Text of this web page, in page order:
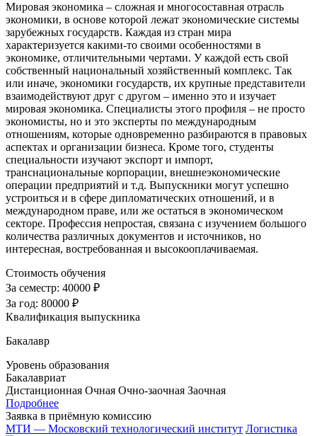
Мировая экономика – сложная и многосоставная отрасль
экономики, в основе которой лежат экономические системы
зарубежных государств. Каждая из стран мира
характеризуется какими-то своими особенностями в
экономике, отличительными чертами. У каждой есть свой
собственный национальный хозяйственный комплекс. Так
или иначе, экономики государств, их крупные представители
взаимодействуют друг с другом – именно это и изучает
мировая экономика. Специалисты этого профиля – не просто
экономисты, но и это эксперты по международным
отношениям, которые одновременно разбираются в правовых
аспектах и организации бизнеса. Кроме того, студенты
специальности изучают экспорт и импорт,
транснациональные корпорации, внешнеэкономические
операции предприятий и т.д. Выпускники могут успешно
устроиться и в сфере дипломатических отношений, и в
международном праве, или же остаться в экономическом
секторе. Профессия непростая, связана с изучением большого
количества различных документов и источников, но
интересная, востребованная и высокооплачиваемая.
Стоимость обучения
За семестр: 40000 ₽
За год: 80000 ₽
Квалификация выпускника
Бакалавр
Уровень образования
Бакалавриат
Дистанционная Очная Очно-заочная Заочная
Подробнее
Заявка в приёмную комиссию
МТИ — Московский технологический институт Логистика